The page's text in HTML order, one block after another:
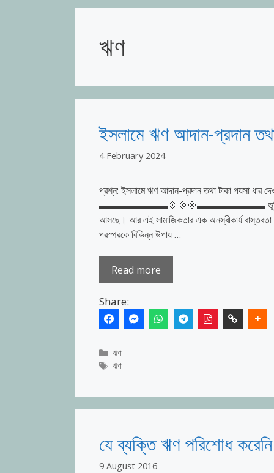
ঋণ
ইসলামে ঋণ আদান-প্রদান
4 February 2024
প্রশ্ন: ইসলামে ঋণ আদান-প্রদান তথা টাকা পয়সা ধার
▬▬▬▬▬▬▬💠💠💠▬▬▬▬▬▬▬ ভূমিকা: মানুষ
আসছে। আর এই সামাজিকতার এক অনস্বীকার্য
পরস্পরকে বিভিন্ন উপায় …
Read more
Share:
Categories
ঋণ
Tags
ঋণ
যে ব্যক্তি ঋণ পরিশোধ
9 August 2016